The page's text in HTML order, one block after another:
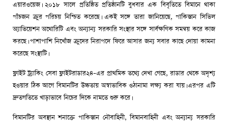
এয়ারওয়েজ। ২০১৮ সালে প্রতিষ্ঠিত প্রতিষ্ঠানটি বুধবার এক বিবৃতিতে বিমানে থাকা
পাঁচজন ক্রুর পরিচয় নিশ্চিত করেছে। একই সঙ্গে তারা জানিয়েছে, পাকিস্তান সিভিল
অ্যাভিয়েশন অথোরিটি এবং অন্যান্য সরকারি সংস্থার সঙ্গে সার্বক্ষণিক সমন্বয় করে কাজ
করছে। পাশাপাশি নিখোঁজ ক্রুদের নিরাপদে ফিরে আসার জন্য সবার কাছে দোয়া কামনা
করেছে সংস্থাটি।
ফ্লাইট ট্র্যাকিং সেবা ফ্লাইটরাডার২৪–এর প্রাথমিক তথ্যে দেখা গেছে, রাডার থেকে অদৃশ্য
হওয়ার ঠিক আগে বিমানটির উচ্চতায় অস্বাভাবিক ওঠানামা লক্ষ্য করা যায়। এরপর এটি
দ্রুতগতিতে খাড়াভাবে নিচের দিকে নামতে শুরু করে।
বিমানটির অবস্থান শনাক্তে পাকিস্তান নৌবাহিনী, বিমানবাহিনী এবং অন্যান্য সরকারি